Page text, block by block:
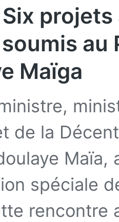
Six
au
Maïga
de la
spéciale
rencontre